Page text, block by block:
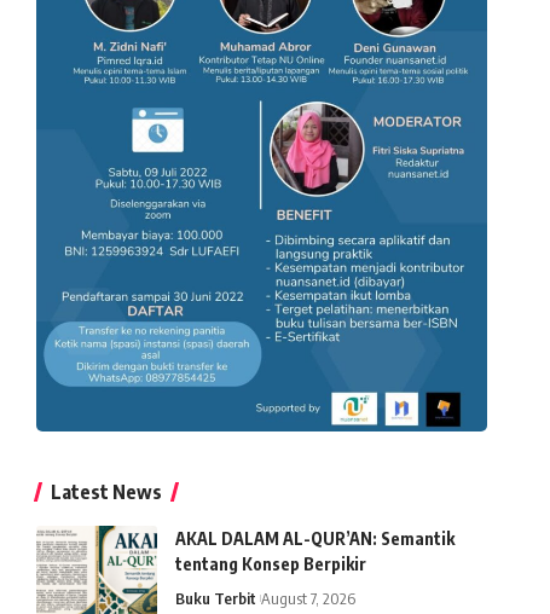
Latest News
AKAL DALAM AL-QUR’AN: Semantik
tentang Konsep Berpikir
Buku Terbit August 7, 2026